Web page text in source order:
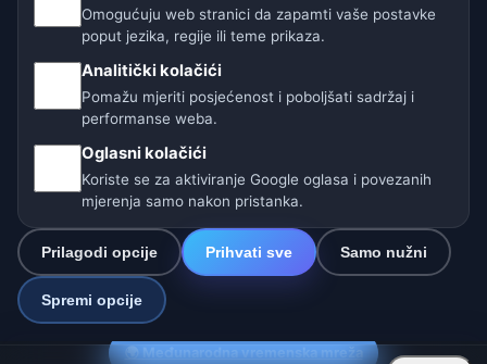
Naše vremenske stranice:
🇨🇿 Češka 🇭🇷 Hrvatska
🇩🇪🇦🇹🇨🇭 Njemačka / Austrija / Švicarska
🌎 Latinska Amerika i Španjolska
🇮🇳 Južna i jugoistočna Azija
🌍 Međunarodna vremenska mreža
Omogućuju web stranici da zapamti vaše postavke
poput jezika, regije ili teme prikaza.
Analitički kolačići
Pomažu mjeriti posjećenost i poboljšati sadržaj i
performanse weba.
Oglasni kolačići
Koriste se za aktiviranje Google oglasa i povezanih
mjerenja samo nakon pristanka.
Prilagodi opcije Prihvati sve Samo nužni
Spremi opcije